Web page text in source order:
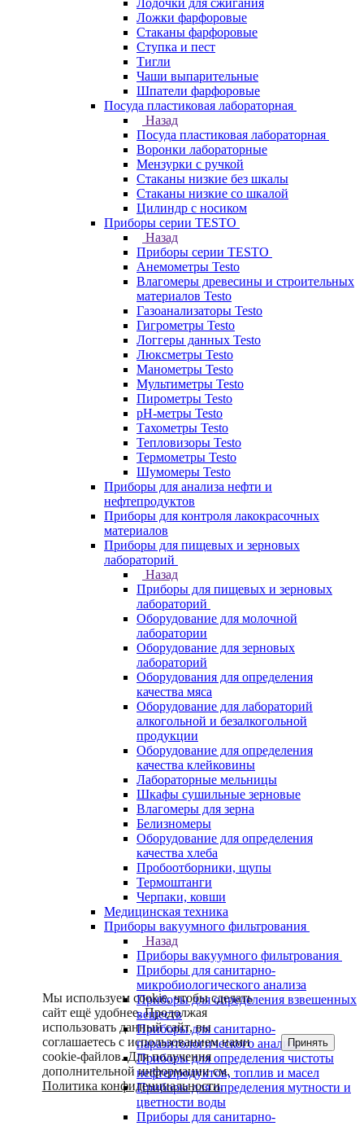
Лодочки для сжигания
Ложки фарфоровые
Стаканы фарфоровые
Ступка и пест
Тигли
Чаши выпарительные
Шпатели фарфоровые
Посуда пластиковая лабораторная
Назад
Посуда пластиковая лабораторная
Воронки лабораторные
Мензурки с ручкой
Стаканы низкие без шкалы
Стаканы низкие со шкалой
Цилиндр с носиком
Приборы серии TESTO
Назад
Приборы серии TESTO
Анемометры Testo
Влагомеры древесины и строительных
материалов Testo
Газоанализаторы Testo
Гигрометры Testo
Логгеры данных Testo
Люксметры Testo
Манометры Testo
Мультиметры Testo
Пирометры Testo
pH-метры Testo
Тахометры Testo
Тепловизоры Testo
Термометры Testo
Шумомеры Testo
Приборы для анализа нефти и
нефтепродуктов
Приборы для контроля лакокрасочных
материалов
Приборы для пищевых и зерновых
лабораторий
Назад
Приборы для пищевых и зерновых
лабораторий
Оборудование для молочной
лаборатории
Оборудование для зерновых
лабораторий
Оборудования для определения
качества мяса
Оборудование для лабораторий
алкогольной и безалкогольной
продукции
Оборудование для определения
качества клейковины
Лабораторные мельницы
Шкафы сушильные зерновые
Влагомеры для зерна
Белизномеры
Оборудование для определения
качества хлеба
Пробоотборники, щупы
Термоштанги
Черпаки, ковши
Медицинская техника
Приборы вакуумного фильтрования
Назад
Приборы вакуумного фильтрования
Приборы для санитарно-
микробиологического анализа
Приборы для определения взвешенных
веществ
Приборы для санитарно-
паразитологического анализа
Приборы для определения чистоты
нефтепродуктов, топлив и масел
Приборы для определения мутности и
цветности воды
Приборы для санитарно-
Мы используем cookie, чтобы сделать
сайт ещё удобнее. Продолжая
использовать данный сайт, вы
соглашаетесь с использованием нами
cookie-файлов. Для получения
дополнительной информации см.
Политика конфиденциальности.
Принять